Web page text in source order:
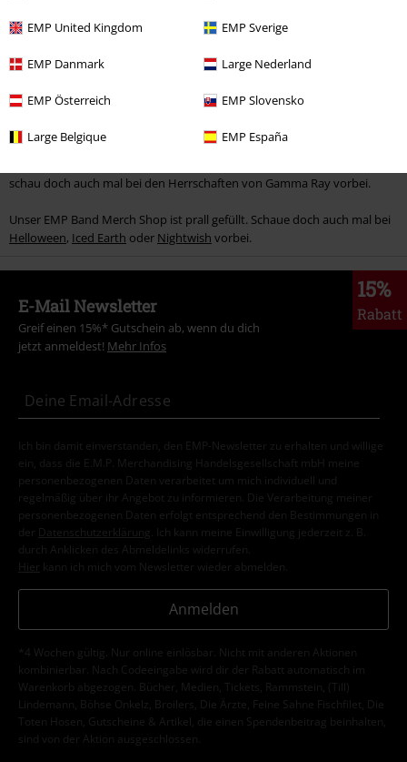
EMP United Kingdom EMP Sverige
EMP Danmark Large Nederland
EMP Österreich EMP Slovensko
Large Belgique EMP España
Blind Guardian Alben, Shirts und mehr
„Now you all know the Bards and their songs…” Wer sich diesen
epischen Klang nach Hause holen will, sollte sich dieBlind Guardian CDs
schnappen. Dabei gibt es im Blind Guardian Online Shop von EMP nicht
nur Silberlinge. Wer mehr
Blind Guardian Merch will, der sollte sich das
große Angebot von Fanshirts und Hoodies nicht entgehen lassen.
schau doch auch mal bei den Herrschaften von Gamma Ray vorbei.
Unser EMP Band Merch Shop ist prall gefüllt. Schaue doch auch mal bei
Helloween, Iced Earth oder Nightwish vorbei.
15%
Rabatt
E-Mail Newsletter
Greif einen 15%* Gutschein ab, wenn du dich
jetzt anmeldest! Mehr Infos
Ich bin damit einverstanden, den EMP-Newsletter zu erhalten und willige
ein, dass die E.M.P. Merchandising Handelsgesellschaft mbH meine
personenbezogenen Daten verarbeitet um mich individuell und
regelmäßig über ihr Angebot zu informieren. Die Verarbeitung meiner
personenbezogenen Daten erfolgt entsprechend den Bestimmungen in
der
Datenschutzerklärung
. Ich kann meine Einwilligung jederzeit z. B.
durch Anklicken des Abmeldelinks widerrufen.
Hier kann ich mich vom Newsletter wieder abmelden.
Anmelden
*4 Wochen gültig. Nur online einlösbar. Nicht mit anderen Aktionen
kombinierbar. Nach Codeeingabe wird dir der Rabatt automatisch im
Warenkorb abgezogen. Bücher, Medien, Tickets, Rammstein, (Till)
Lindemann, Böhse Onkelz, Broilers, Die Ärzte, Feine Sahne Fischfilet, Die
Toten Hosen, Gutscheine & Artikel, die einen Spendenbeitrag beinhalten,
sind von der Aktion ausgeschlossen.